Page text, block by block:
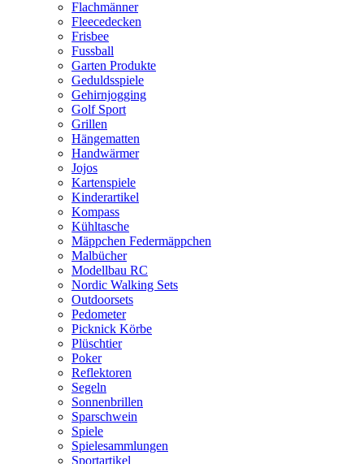
Flachmänner
Fleecedecken
Frisbee
Fussball
Garten Produkte
Geduldsspiele
Gehirnjogging
Golf Sport
Grillen
Hängematten
Handwärmer
Jojos
Kartenspiele
Kinderartikel
Kompass
Kühltasche
Mäppchen Federmäppchen
Malbücher
Modellbau RC
Nordic Walking Sets
Outdoorsets
Pedometer
Picknick Körbe
Plüschtier
Poker
Reflektoren
Segeln
Sonnenbrillen
Sparschwein
Spiele
Spielesammlungen
Sportartikel